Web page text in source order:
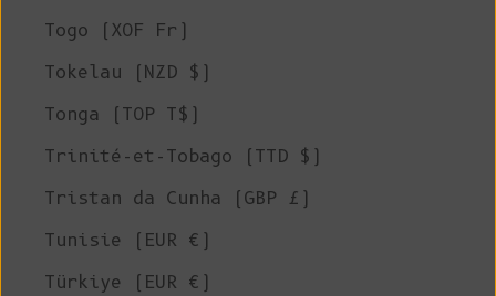
Togo (XOF Fr)
Tokelau (NZD $)
Tonga (TOP T$)
Trinité-et-Tobago (TTD $)
Tristan da Cunha (GBP £)
Tunisie (EUR €)
Türkiye (EUR €)